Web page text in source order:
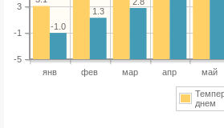
янв фев мар апр май
-5
-1
3
1.3
-1.0
днем